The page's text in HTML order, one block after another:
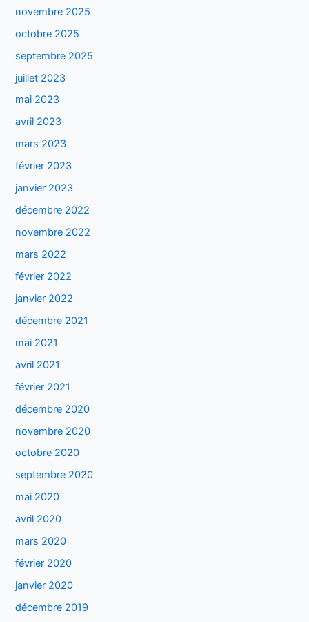
novembre 2025
octobre 2025
septembre 2025
juillet 2023
mai 2023
avril 2023
mars 2023
février 2023
janvier 2023
décembre 2022
novembre 2022
mars 2022
février 2022
janvier 2022
décembre 2021
mai 2021
avril 2021
février 2021
décembre 2020
novembre 2020
octobre 2020
septembre 2020
mai 2020
avril 2020
mars 2020
février 2020
janvier 2020
décembre 2019